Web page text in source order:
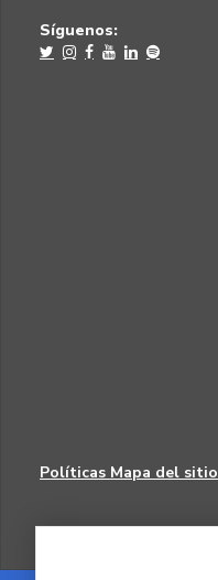
Síguenos:
Políticas Mapa del sitio